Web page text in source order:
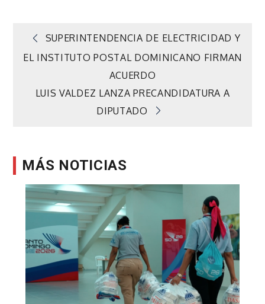
Navegación
entradas
SUPERINTENDENCIA DE ELECTRICIDAD Y
EL INSTITUTO POSTAL DOMINICANO FIRMAN
ACUERDO
LUIS VALDEZ LANZA PRECANDIDATURA A
DIPUTADO
MÁS NOTICIAS